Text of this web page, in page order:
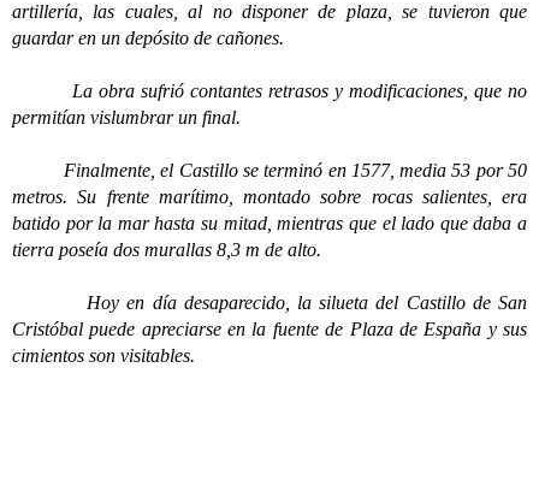
artillería, las cuales, al no disponer de plaza, se tuvieron que
guardar en un depósito de cañones.
La obra sufrió contantes retrasos y modificaciones, que no
permitían vislumbrar un final.
Finalmente, el Castillo se terminó en 1577, media 53 por 50
metros. Su frente marítimo, montado sobre rocas salientes, era
batido por la mar hasta su mitad, mientras que el lado que daba a
tierra poseía dos murallas 8,3 m de alto.
Hoy en día desaparecido, la silueta del Castillo de San
Cristóbal puede apreciarse en la fuente de Plaza de España y sus
cimientos son visitables.